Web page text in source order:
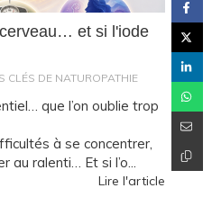
et si l'iode
CLÉS DE NATUROPATHIE
que l’on oublie trop
à se concentrer,
ralenti… Et si l’o...
Lire l'article